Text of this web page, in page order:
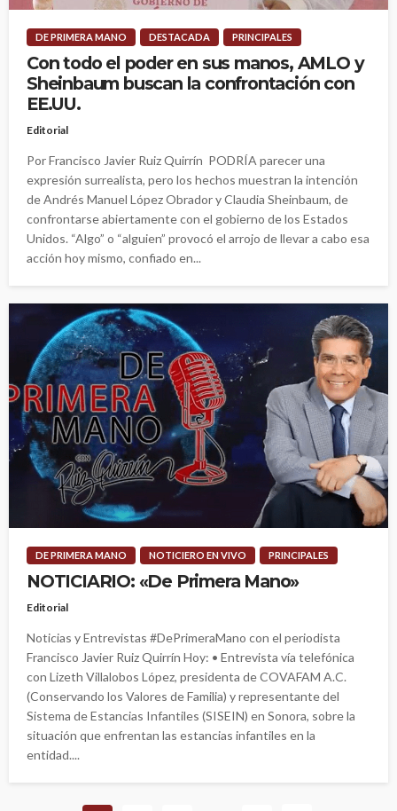
DE PRIMERA MANO DESTACADA PRINCIPALES
Con todo el poder en sus manos, AMLO y
Sheinbaum buscan la confrontación con
EE.UU.
Editorial
Por Francisco Javier Ruiz Quirrín PODRÍA parecer una
expresión surrealista, pero los hechos muestran la intención
de Andrés Manuel López Obrador y Claudia Sheinbaum, de
confrontarse abiertamente con el gobierno de los Estados
Unidos. “Algo” o “alguien” provocó el arrojo de llevar a cabo esa
acción hoy mismo, confiado en...
DE PRIMERA MANO NOTICIERO EN VIVO PRINCIPALES
NOTICIARIO: «De Primera Mano»
Editorial
Noticias y Entrevistas #DePrimeraMano con el periodista
Francisco Javier Ruiz Quirrín Hoy: • Entrevista vía telefónica
con Lizeth Villalobos López, presidenta de COVAFAM A.C.
(Conservando los Valores de Familia) y representante del
Sistema de Estancias Infantiles (SISEIN) en Sonora, sobre la
situación que enfrentan las estancias infantiles en la
entidad....